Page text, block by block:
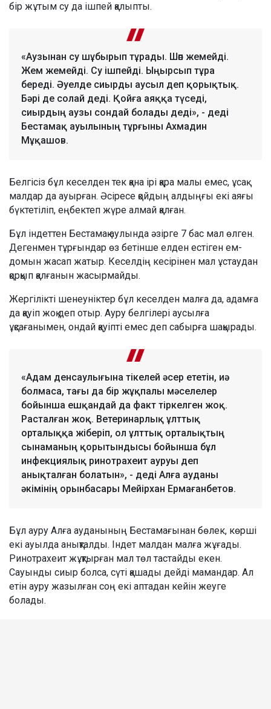
бір жұтым су да ішпей қалыпты.
«Аузынан су шұбырып тұрады. Шөп жемейді.
Жем жемейді. Су ішпейді. Ыңырсып тұра
береді. Әуелде сиырды аусыл деп қорықтық.
Бәрі де солай деді. Қойға аяққа түседі,
сиырдың аузы сондай болады деді», - деді
Бестамақ ауылының тұрғыны Ахмадин
Мұқашов.
Белгісіз бұл кеселден тек қана ірі қара малы емес, ұсақ
малдар да ауырған. Әсіресе қойдың алдыңғы екі аяғы
бүктетіліп, еңбектеп жүре алмай қалған.
Бұл індеттен Бестамақ аулында әзірге 7 бас мал өлген.
Дегенмен тұрғындар өз бетінше елден естіген ем-
домын жасап жатыр. Кеселдің кесірінен мал ұстаудан
қорқып қалғанын жасырмайды.
Жергілікті шенеуніктер бұл кеселден малға да, адамға
да қауіп жоқ деп отыр. Ауру белгілері аусылға
ұқсағанымен, ондай қауіпті емес деп сабырға шақырады.
«Адам денсаулығына тікелей әсер ететін, иә
болмаса, тағы да бір жұқпалы мәселелер
бойынша ешқандай да факт тіркелген жоқ.
Расталған жоқ. Ветеринарлық ұлттық
орталыққа жіберіп, ол ұлттық орталықтың
сынаманың қорытындысы бойынша бұл
инфекциялық ринотрахеит ауруы деп
анықталған болатын», - деді Алға ауданы
әкімінің орынбасары Мейірхан Ермағанбетов.
Бұл ауру Алға ауданының Бестамағынан бөлек, көрші
екі ауылда анықталды. Індет малдан малға жұғады.
Ринотрахеит жұқтырған мал төл тастайды екен.
Сауынды сиыр болса, сүті қашады дейді мамандар. Ал
етін ауру жазылған соң екі аптадан кейін жеуге
болады.